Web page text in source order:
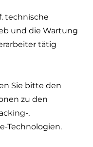
technische
und die Wartung
tätig
Sie bitte den
zu den
,
Technologien.